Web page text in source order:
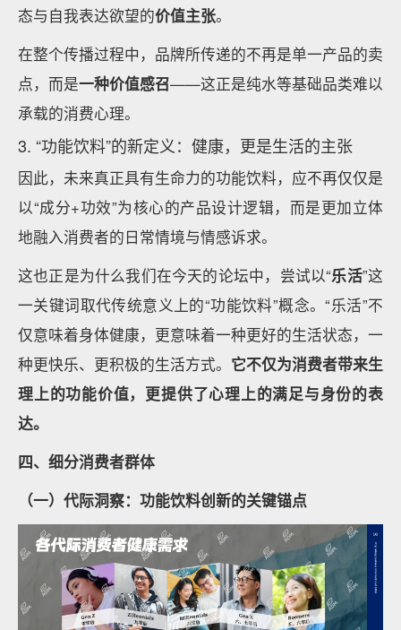
态与自我表达欲望的价值主张。
在整个传播过程中，品牌所传递的不再是单一产品的卖
点，而是一种价值感召——这正是纯水等基础品类难以
承载的消费心理。
3. “功能饮料”的新定义：健康，更是生活的主张
因此，未来真正具有生命力的功能饮料，应不再仅仅是
以“成分+功效”为核心的产品设计逻辑，而是更加立体
地融入消费者的日常情境与情感诉求。
这也正是为什么我们在今天的论坛中，尝试以“乐活”这
一关键词取代传统意义上的“功能饮料”概念。“乐活”不
仅意味着身体健康，更意味着一种更好的生活状态，一
种更快乐、更积极的生活方式。 它不仅为消费者带来生
理上的功能价值，更提供了心理上的满足与身份的表
达。
四、细分消费者群体
（一）代际洞察：功能饮料创新的关键锚点